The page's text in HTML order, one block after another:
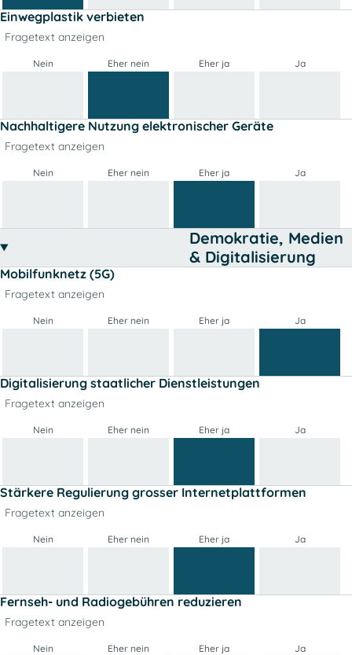
Einwegplastik verbieten
Fragetext anzeigen
Nein Eher nein Eher ja Ja
Nachhaltigere Nutzung elektronischer Geräte
Fragetext anzeigen
Nein Eher nein Eher ja Ja
Demokratie, Medien
& Digitalisierung
Mobilfunknetz (5G)
Fragetext anzeigen
Nein Eher nein Eher ja Ja
Digitalisierung staatlicher Dienstleistungen
Fragetext anzeigen
Nein Eher nein Eher ja Ja
Stärkere Regulierung grosser Internetplattformen
Fragetext anzeigen
Nein Eher nein Eher ja Ja
Fernseh- und Radiogebühren reduzieren
Fragetext anzeigen
Nein Eher nein Eher ja Ja